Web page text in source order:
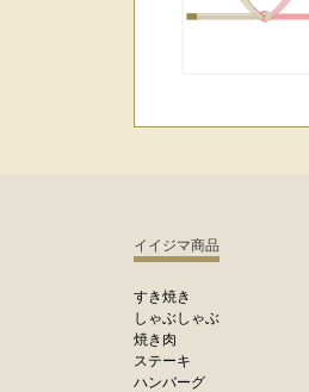
イイジマ商品
すき焼き
しゃぶしゃぶ
焼き肉
ステーキ
ハンバーグ